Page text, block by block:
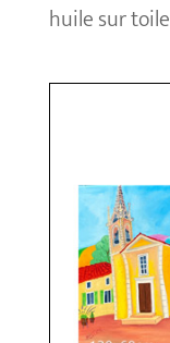
huile sur toile